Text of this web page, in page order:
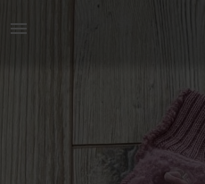
Lastele | Joha pehmevillased meriino kindad ja ka | YAGA